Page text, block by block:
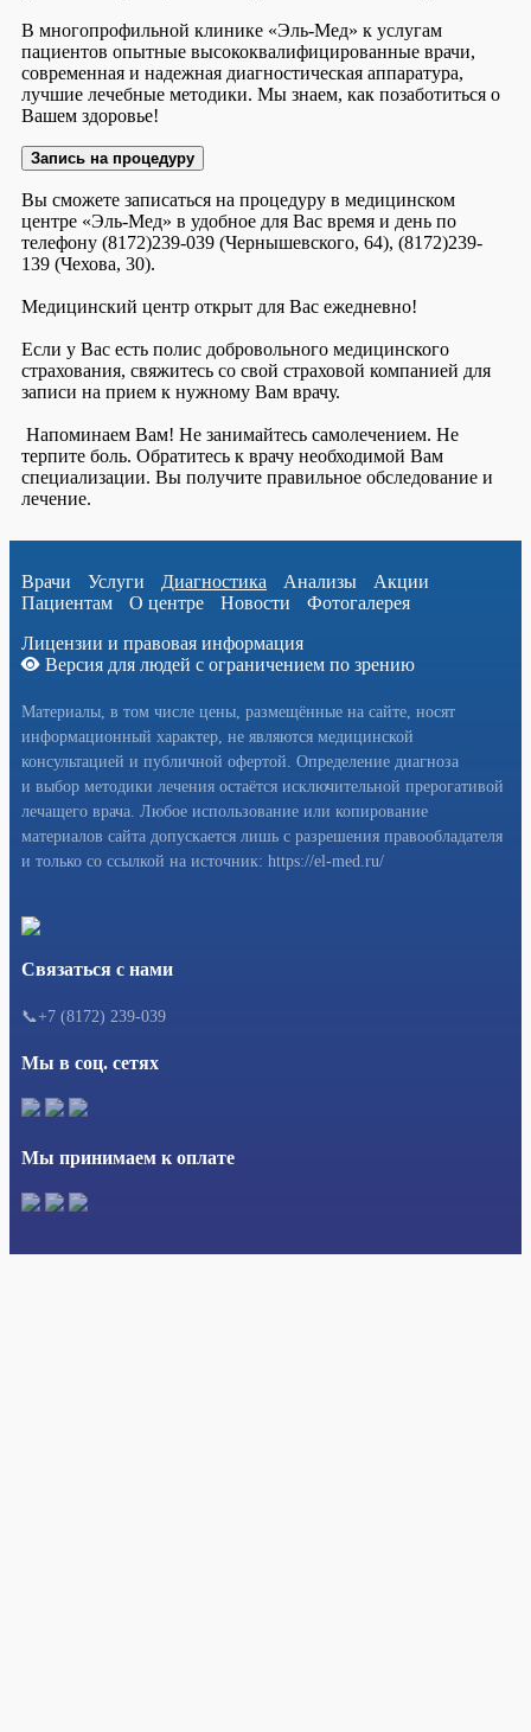
В многопрофильной клинике «Эль-Мед» к услугам
пациентов опытные высококвалифицированные врачи,
современная и надежная диагностическая аппаратура,
лучшие лечебные методики. Мы знаем, как позаботиться о
Вашем здоровье!
Запись на процедуру
Вы сможете записаться на процедуру в медицинском
центре «Эль-Мед» в удобное для Вас время и день по
телефону (8172)239-039 (Чернышевского, 64), (8172)239-
139 (Чехова, 30).
Медицинский центр открыт для Вас ежедневно!
Если у Вас есть полис добровольного медицинского
страхования, свяжитесь со свой страховой компанией для
записи на прием к нужному Вам врачу.
Напоминаем Вам! Не занимайтесь самолечением. Не
терпите боль. Обратитесь к врачу необходимой Вам
специализации. Вы получите правильное обследование и
лечение.
Врачи Услуги Диагностика Анализы
Акции
Пациентам
О центре Новости
Фотогалерея
Лицензии и правовая информация
Версия для людей с ограничением по зрению
Материалы, в том числе цены, размещённые на сайте, носят
информационный характер, не являются медицинской
консультацией и публичной офертой. Определение диагноза
и выбор методики лечения остаётся исключительной прерогативой
лечащего врача. Любое использование или копирование
материалов сайта допускается лишь с разрешения правообладателя
и только со ссылкой на источник: https://el-med.ru/
Связаться с нами
📞+7 (8172) 239-039
Мы в соц. сетях
Мы принимаем к оплате